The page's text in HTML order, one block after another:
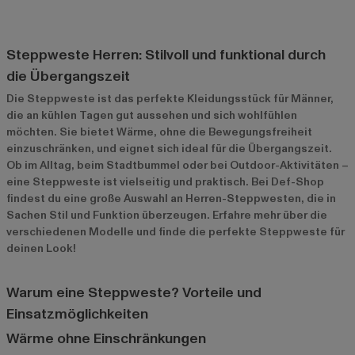
Steppweste Herren: Stilvoll und funktional durch
die Übergangszeit
Die Steppweste ist das perfekte Kleidungsstück für Männer,
die an kühlen Tagen gut aussehen und sich wohlfühlen
möchten. Sie bietet Wärme, ohne die Bewegungsfreiheit
einzuschränken, und eignet sich ideal für die Übergangszeit.
Ob im Alltag, beim Stadtbummel oder bei Outdoor-Aktivitäten –
eine Steppweste ist vielseitig und praktisch. Bei Def-Shop
findest du eine große Auswahl an Herren-Steppwesten, die in
Sachen Stil und Funktion überzeugen. Erfahre mehr über die
verschiedenen Modelle und finde die perfekte Steppweste für
deinen Look!
Warum eine Steppweste? Vorteile und
Einsatzmöglichkeiten
Wärme ohne Einschränkungen